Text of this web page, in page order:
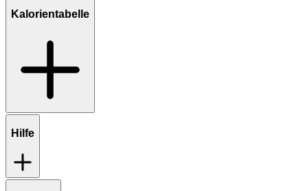
Kalorientabelle
Hilfe